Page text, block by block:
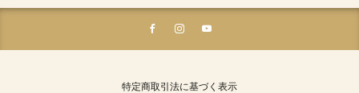
特定商取引法に基づく表示